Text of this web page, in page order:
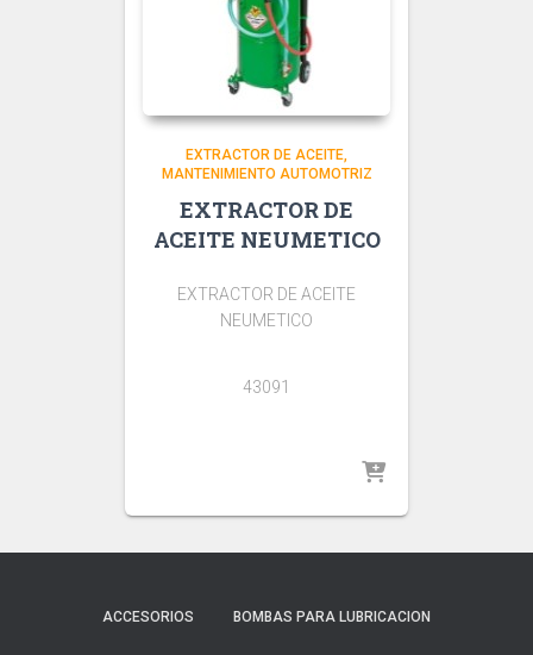
EXTRACTOR DE ACEITE
MANTENIMIENTO AUTOMOTRIZ
EXTRACTOR DE
ACEITE NEUMETICO
EXTRACTOR DE ACEITE
NEUMETICO
43091
ACCESORIOS BOMBAS PARA LUBRICACION